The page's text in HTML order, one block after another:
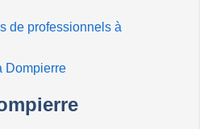
de professionnels à
Dompierre